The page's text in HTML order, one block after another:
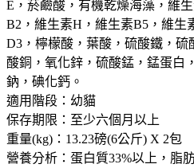
E，菸鹼酸，有機乾燥海藻，維
B2，維生素H，維生素B5，維生
D3，檸檬酸，葉酸，硫酸鐵，
酸銅，氧化鋅，硫酸錳，錳蛋白
鈉，碘化鈣。
適用階段：幼貓
保存期限：至少六個月以上
重量(kg)：13.23磅(6公斤) X 2包
營養分析：蛋白質33%以上，脂